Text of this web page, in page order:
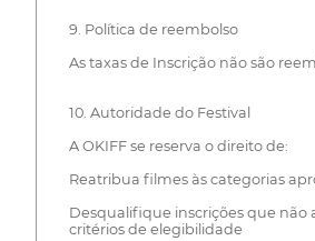
9. Política de reembolso
As taxas de Inscrição não são
10. Autoridade do Festival
A OKIFF se reserva o direito de:
Reatribua filmes às categorias
Desqualifique inscrições que não
critérios de elegibilidade